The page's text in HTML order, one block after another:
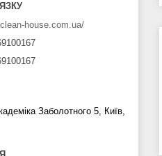
house.com.ua/
Заболотного 5, Київ,